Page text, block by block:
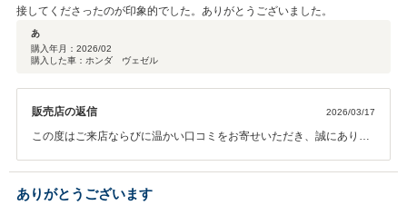
接してくださったのが印象的でした。ありがとうございました。
あ
購入年月： 2026/02
購入した車：ホンダ ヴェゼル
販売店の返信 2026/03/17
この度はご来店ならびに温かい口コミをお寄せいただき、誠にありが
も多かったかと存じますが、安心してお選びいただけたようで私ども
も大変嬉しく思っております。 今後のカーライフについても、何かご
ざいましたらいつでもお気軽にご相談ください。今後ともよろしくお
ありがとうございます